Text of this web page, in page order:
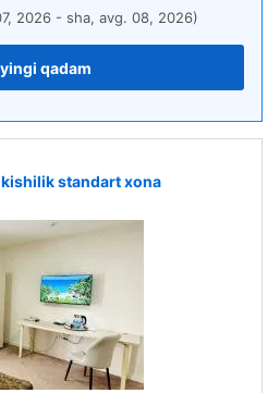
2026 - sha, avg. 08, 2026)
qadam
standart xona